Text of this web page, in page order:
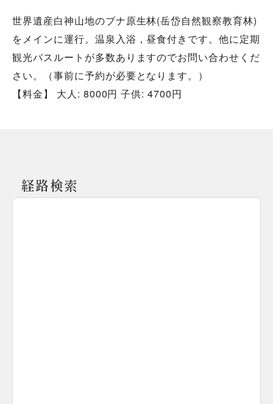
世界遺産白神山地のブナ原生林(岳岱自然観察教育林)
をメインに運行。温泉入浴，昼食付きです。他に定期
観光バスルートが多数ありますのでお問い合わせくだ
さい。（事前に予約が必要となります。）
【料金】 大人: 8000円 子供: 4700円
経路検索